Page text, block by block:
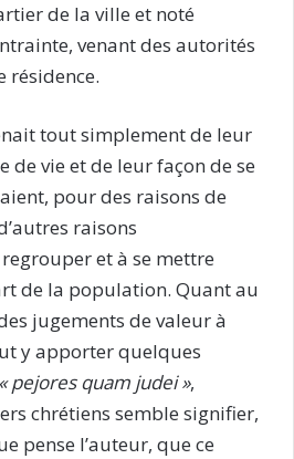
de la ville et noté
venant des autorités
résidence.
tout simplement de leur
de vie et de leur façon de se
pour des raisons de
raisons
et à se mettre
de la population. Quant au
jugements de valeur à
y apporter quelques
« pejores quam judei »,
chrétiens semble signifier,
pense l’auteur, que ce